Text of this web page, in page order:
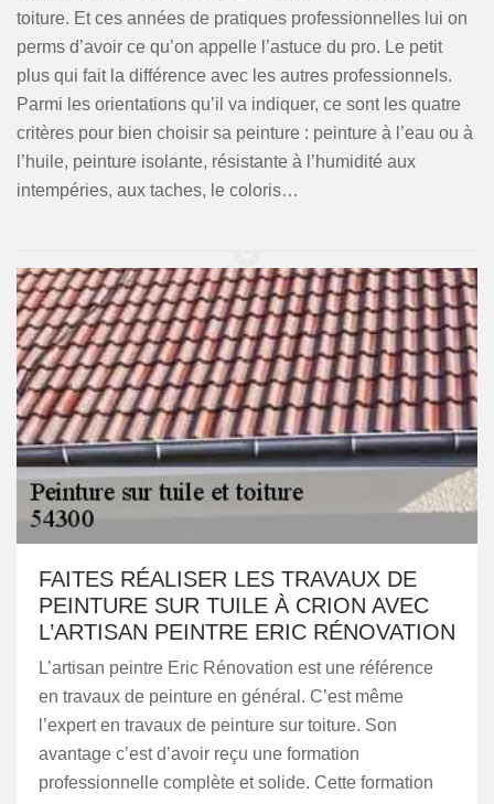
toiture. Et ces années de pratiques professionnelles lui on
perms d’avoir ce qu’on appelle l’astuce du pro. Le petit
plus qui fait la différence avec les autres professionnels.
Parmi les orientations qu’il va indiquer, ce sont les quatre
critères pour bien choisir sa peinture : peinture à l’eau ou à
l’huile, peinture isolante, résistante à l’humidité aux
intempéries, aux taches, le coloris…
FAITES RÉALISER LES TRAVAUX DE
PEINTURE SUR TUILE À CRION AVEC
L’ARTISAN PEINTRE ERIC RÉNOVATION
L’artisan peintre Eric Rénovation est une référence
en travaux de peinture en général. C’est même
l’expert en travaux de peinture sur toiture. Son
avantage c’est d’avoir reçu une formation
professionnelle complète et solide. Cette formation